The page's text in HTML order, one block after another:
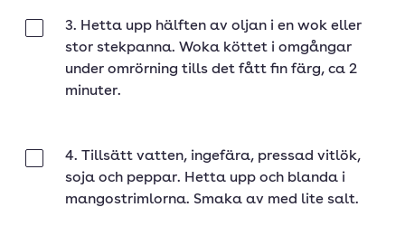
3. Hetta upp hälften av oljan i en wok eller
stor stekpanna. Woka köttet i omgångar
under omrörning tills det fått fin färg, ca 2
minuter.
4. Tillsätt vatten, ingefära, pressad vitlök,
soja och peppar. Hetta upp och blanda i
mangostrimlorna. Smaka av med lite salt.